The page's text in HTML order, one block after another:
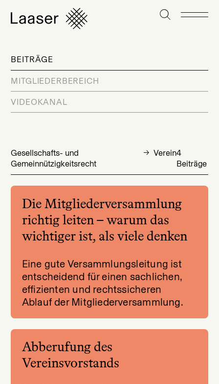
BEITRÄGE
MITGLIEDERBEREICH
VIDEOKANAL
Gesellschafts- und
Gemeinnützigkeitsrecht
Verein4
Beiträge
Die Mitgliederversammlung
richtig leiten – warum das
wichtiger ist, als viele denken
Eine gute Versammlungsleitung ist
entscheidend für einen sachlichen,
effizienten und rechtssicheren
Ablauf der Mitgliederversammlung.
Abberufung des
Vereinsvorstands